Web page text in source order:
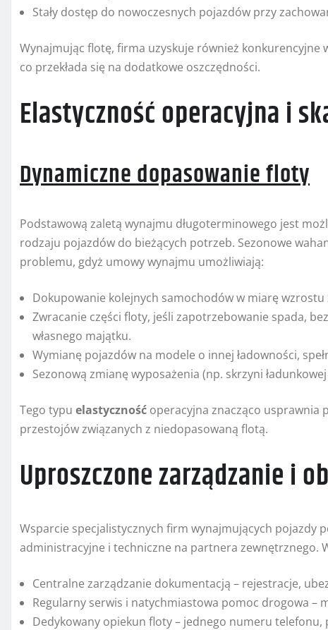
Stały dostęp do nowoczesnych pojazdów przy
Wynajmując flotę, firma uzyskuje również konkurencyjne
co przekłada się na dodatkowe oszczędności.
Elastyczność operacyjna i
Dynamiczne dopasowanie floty
Podstawową zaletą wynajmu długoterminowego jest
rodzaju pojazdów do bieżących potrzeb. Sezonowe
problemu, gdyż umowy wynajmu umożliwiają:
Dokupowanie kolejnych samochodów w miarę
Zwracanie części floty, jeśli zapotrzebowanie spada,
własnego majątku.
Wymianę pojazdów na modele o innej ładowności,
Sezonową zmianę wyposażenia (np. skrzyni
Tego typu elastyczność operacyjna znacząco usprawnia
przestojów związanych z niedopasowaną flotą.
Uproszczone zarządzanie i
Wsparcie specjalistycznych firm wynajmujących pojazdy
administracyjne i techniczne na partnera zewnętrznego.
Centralne zarządzanie dokumentacją – rejestracje,
Regularny serwis i natychmiastowa pomoc drogowa –
Dedykowany opiekun floty – jednego numeru telefonu,